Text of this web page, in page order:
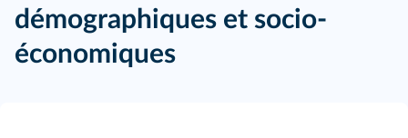
démographiques et socio-
économiques